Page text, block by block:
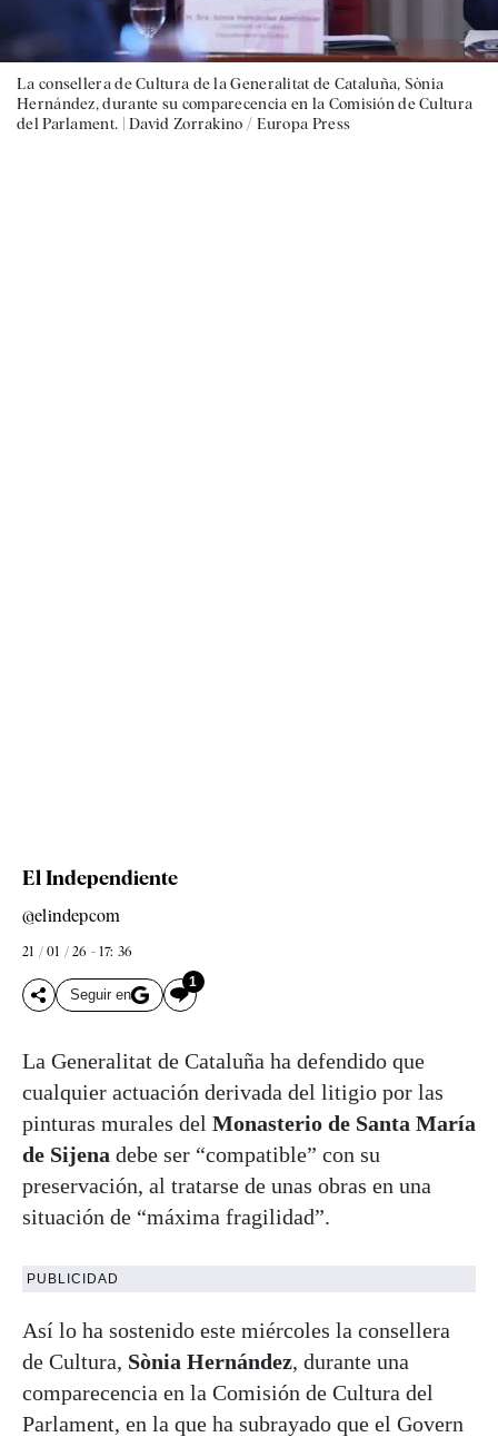
La consellera de Cultura de la Generalitat de Cataluña, Sònia
Hernández, durante su comparecencia en la Comisión de Cultura
del Parlament. |David Zorrakino / Europa Press
El Independiente
@elindepcom
21 / 01 / 26 - 17: 36
Seguir en
1
La Generalitat de Cataluña ha defendido que
cualquier actuación derivada del litigio por las
pinturas murales del Monasterio de Santa María
de Sijena debe ser “compatible” con su
preservación, al tratarse de unas obras en una
situación de “máxima fragilidad”.
PUBLICIDAD
Así lo ha sostenido este miércoles la consellera
de Cultura, Sònia Hernández, durante una
comparecencia en la Comisión de Cultura del
Parlament, en la que ha subrayado que el Govern